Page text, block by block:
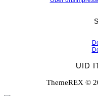
UID
ThemeREX ©